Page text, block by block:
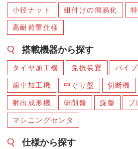
小径ナット 組付けの簡易化
高耐荷重仕様
搭載機器から探す
タイヤ加工機 免振装置 パイ
歯車加工機 中ぐり盤 切断機
射出成形機 研削盤 旋盤 プ
マシニングセンタ
仕様から探す